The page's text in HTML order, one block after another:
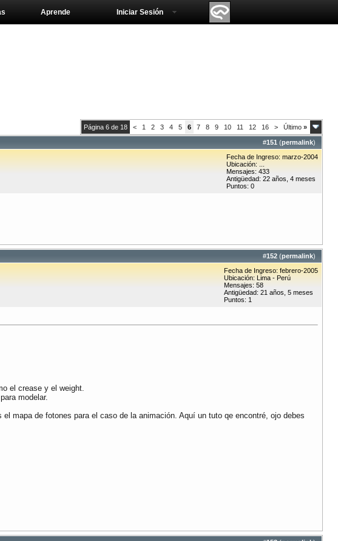
Aprende Iniciar Sesión
Página 6 de 18 < 1 2 3 4 5 6 7 8 9 10 11 12 16 > Último »
#151 (permalink)
Fecha de Ingreso: marzo-2004
Ubicación: ...
Mensajes: 433
Antigüedad: 22 años, 4 meses
Puntos: 0
#152 (permalink)
Fecha de Ingreso: febrero-2005
Ubicación: Lima - Perú
Mensajes: 58
Antigüedad: 21 años, 5 meses
Puntos: 1
el crease y el weight.
modelar.
mapa de fotones para el caso de la animación. Aquí un tuto qe encontré, ojo debes